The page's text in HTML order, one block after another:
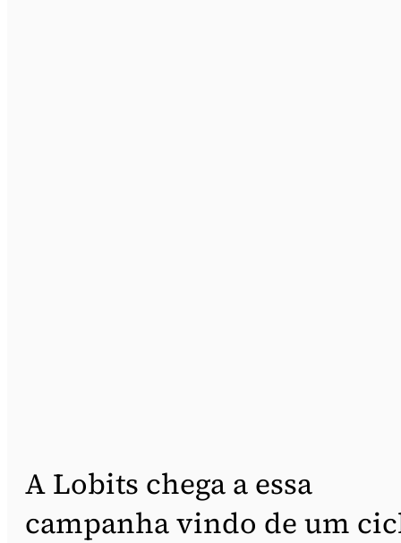
A Lobits chega a essa
campanha vindo de um